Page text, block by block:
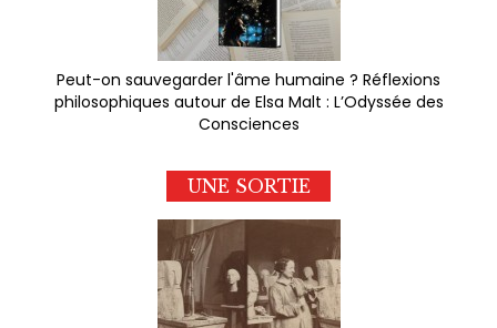
Peut-on sauvegarder l'âme humaine ? Réflexions
philosophiques autour de Elsa Malt : L’Odyssée des
Consciences
UNE SORTIE